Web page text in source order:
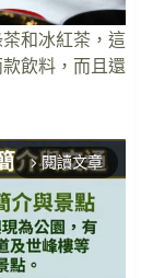
和冰紅茶，這
飲料，而且還
arrow_forward_ios 閱讀文章